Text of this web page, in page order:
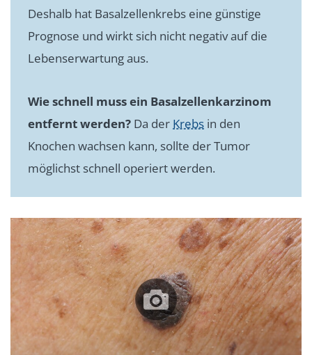
Deshalb hat Basalzellenkrebs eine günstige
Prognose und wirkt sich nicht negativ auf die
Lebenserwartung aus.
Wie schnell muss ein Basalzellenkarzinom
entfernt werden? Da der Krebs in den
Knochen wachsen kann, sollte der Tumor
möglichst schnell operiert werden.